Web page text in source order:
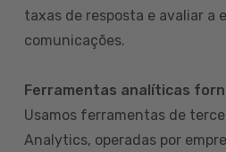
taxas de resposta e avaliar a
comunicações.
Ferramentas analíticas
Usamos ferramentas de
Analytics, operadas por